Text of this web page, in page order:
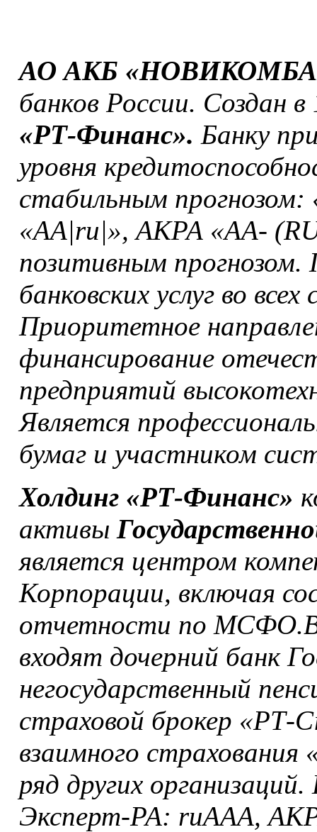
АО АКБ
банков России. Создан
«РТ-Финанс». Банку
уровня
стабильным
«АА|ru|», АКРА «АА-
позитивным прогнозом.
банковских услуг во
Приоритетное
финансирование
предприятий
Является
бумаг и участником
Холдинг «РТ-Финанс»
активы
является центром
Корпорации, включая
отчетности по МСФО.В
входят дочерний банк
негосударственный
страховой брокер «РТ-
взаимного
ряд других организаций.
Эксперт-РА: ruAAA,